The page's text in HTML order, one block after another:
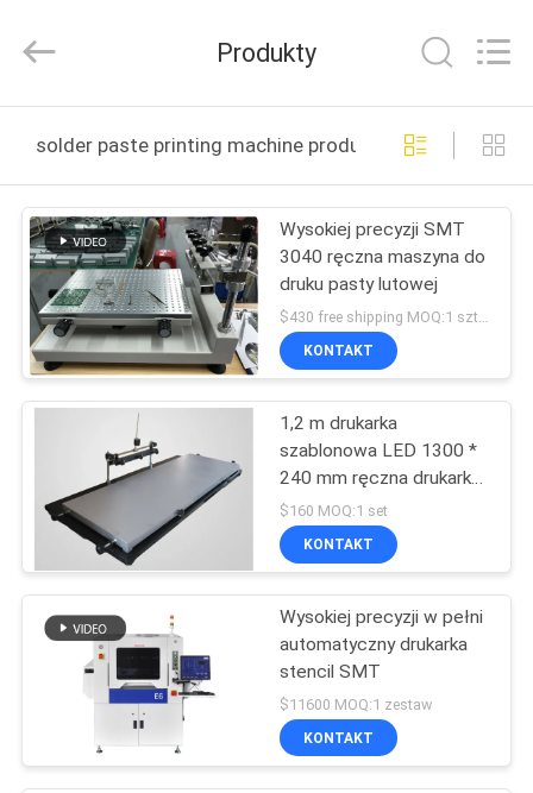
PRODUKTY
FILMY
NAS
WYCIECZKA
FABRYCZNA
KONTROLA
JAKOŚCI
SKONTAKTUJ
TECHNOLOGY
LIMITED.
Reserved.
Produkty
solder paste printing machine produkcja online
Wysokiej precyzji SMT
3040 ręczna maszyna do
druku pasty lutowej
$430 free shipping MOQ:1 sztuk
KONTAKT
1,2 m drukarka
szablonowa LED 1300 *
240 mm ręczna drukarka
pasty lutowniczej do
taśmy LED
$160 MOQ:1 set
KONTAKT
Wysokiej precyzji w pełni
automatyczny drukarka
stencil SMT
$11600 MOQ:1 zestaw
KONTAKT